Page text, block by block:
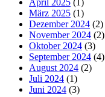
März 2025 (1)
Dezember 2024 (2)
November 2024 (2)
Oktober 2024 (3)
September 2024 (4)
August 2024 (2)
Juli 2024 (1)
Juni 2024 (3)